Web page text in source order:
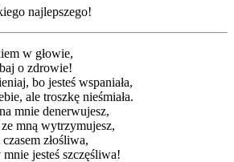
najlepszego!
w głowie,
o zdrowie!
bo jesteś wspaniała,
ale troszkę nieśmiała.
mnie denerwujesz,
mną wytrzymujesz,
złośliwa,
jesteś szczęśliwa!